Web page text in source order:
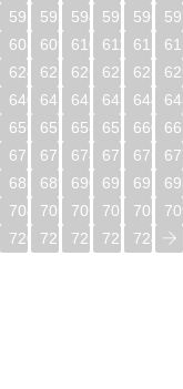
592
593 594 595 596 597
608
609 610 611 612 613
624
625 626 627 628 629
640
641 642 643 644 645
656
657 658 659 660 661
672
673 674 675 676 677
688
689 690 691 692 693
704
705 706 707 708 709
720
721 722 723 724